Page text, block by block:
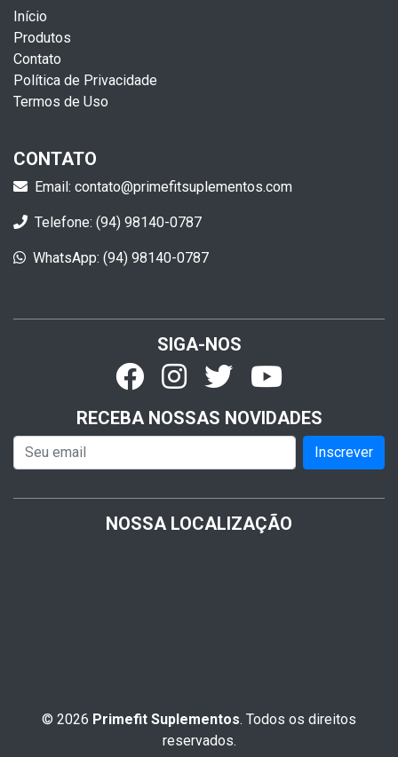
Início
Produtos
Contato
Política de Privacidade
Termos de Uso
CONTATO
Email: contato@primefitsuplementos.com
Telefone: (94) 98140-0787
WhatsApp: (94) 98140-0787
SIGA-NOS
RECEBA NOSSAS NOVIDADES
Inscrever
NOSSA LOCALIZAÇÃO
© 2026 Primefit Suplementos. Todos os direitos
reservados.